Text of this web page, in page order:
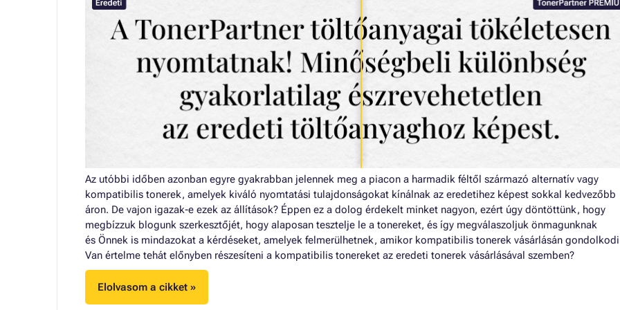
Az utóbbi időben azonban egyre gyakrabban jelennek meg a piacon a harmadik féltől származó alternatív vagy
kompatibilis tonerek, amelyek kiváló nyomtatási tulajdonságokat kínálnak az eredetihez képest sokkal kedvezőbb
áron. De vajon igazak-e ezek az állítások? Éppen ez a dolog érdekelt minket nagyon, ezért úgy döntöttünk, hogy
megbízzuk blogunk szerkesztőjét, hogy alaposan tesztelje le a tonereket, és így megválaszoljuk önmagunknak
és Önnek is mindazokat a kérdéseket, amelyek felmerülhetnek, amikor kompatibilis tonerek vásárlásán
Van értelme tehát előnyben részesíteni a kompatibilis tonereket az eredeti tonerek vásárlásával szemben?
Elolvasom a cikket »